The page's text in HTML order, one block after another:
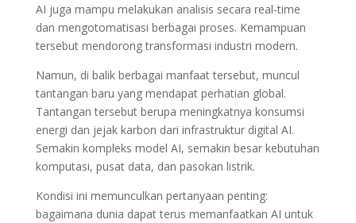
AI juga mampu melakukan analisis secara real-time
dan mengotomatisasi berbagai proses. Kemampuan
tersebut mendorong transformasi industri modern.
Namun, di balik berbagai manfaat tersebut, muncul
tantangan baru yang mendapat perhatian global.
Tantangan tersebut berupa meningkatnya konsumsi
energi dan jejak karbon dari infrastruktur digital AI.
Semakin kompleks model AI, semakin besar kebutuhan
komputasi, pusat data, dan pasokan listrik.
Kondisi ini memunculkan pertanyaan penting:
bagaimana dunia dapat terus memanfaatkan AI untuk